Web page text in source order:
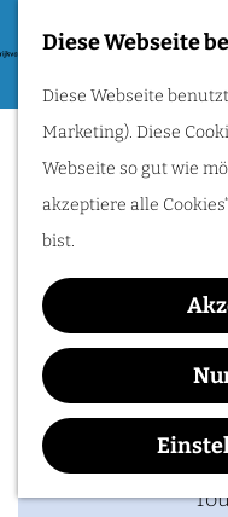
Diese Webseite
Diese Webseite
Marketing). Diese
Webseite so gut wie
akzeptiere alle
bist.
e
M
e
n
ü
IHREN
Kontakt
BliXem
6524 CS
Route planen